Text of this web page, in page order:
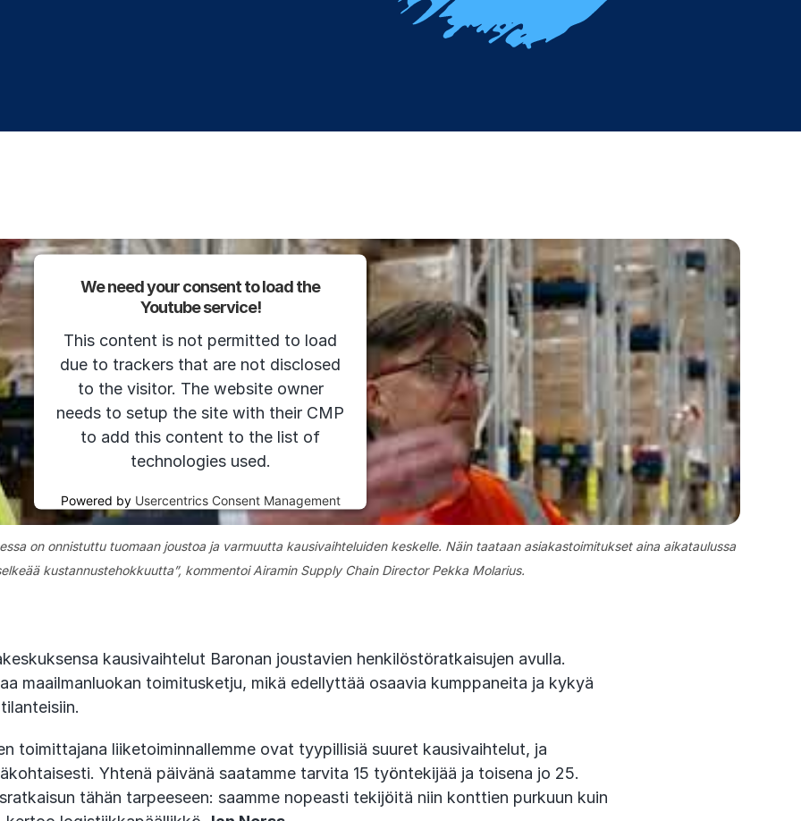
We need your consent to load the
Youtube service!
This content is not permitted to load
due to trackers that are not disclosed
to the visitor. The website owner
needs to setup the site with their CMP
to add this content to the list of
technologies used.
Powered by Usercentrics Consent Management
Platform
on onnistuttu tuomaan joustoa ja varmuutta kausivaihteluiden keskelle. Näin taataan asiakastoimitukset aina aikataulussa
kustannustehokkuutta”, kommentoi Airamin Supply Chain Director Pekka Molarius.
kausivaihtelut Baronan joustavien henkilöstöratkaisujen avulla.
maailmanluokan toimitusketju, mikä edellyttää osaavia kumppaneita ja kykyä
toimittajana liiketoiminnallemme ovat tyypillisiä suuret kausivaihtelut, ja
Yhtenä päivänä saatamme tarvita 15 työntekijää ja toisena jo 25.
tähän tarpeeseen: saamme nopeasti tekijöitä niin konttien purkuun kuin